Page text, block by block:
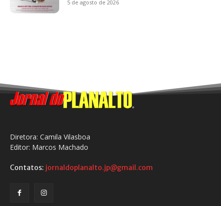
5 de agosto de 2026
Diretora: Camila Vilasboa
Editor: Marcos Machado
Contatos: jornaldoplanalto.jp@gmail.com